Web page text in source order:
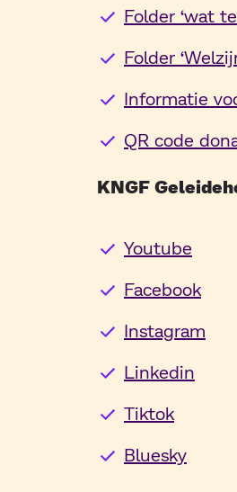
Folder ‘wat
Folder
Informatie
QR code
KNGF
Youtube
Facebook
Instagram
Linkedin
Tiktok
Bluesky